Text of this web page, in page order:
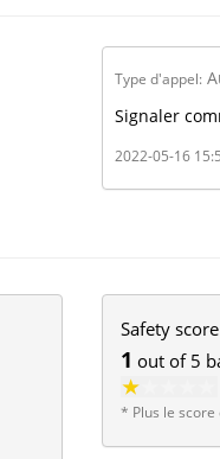
Type d'appel:
Signaler
2022-05-16
Safety
1 out of 5
* Plus le score